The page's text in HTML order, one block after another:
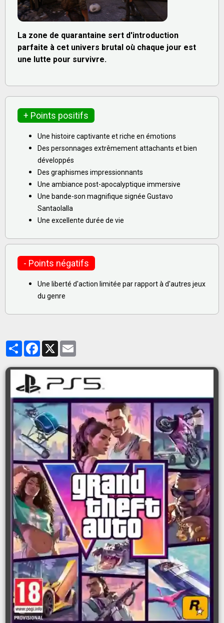
La zone de quarantaine sert d'introduction
parfaite à cet univers brutal où chaque jour est
une lutte pour survivre.
+ Points positifs
Une histoire captivante et riche en émotions
Des personnages extrêmement attachants et bien
développés
Des graphismes impressionnants
Une ambiance post-apocalyptique immersive
Une bande-son magnifique signée Gustavo
Santaolalla
Une excellente durée de vie
- Points négatifs
Une liberté d'action limitée par rapport à d'autres jeux
du genre
PartagerFacebook
X